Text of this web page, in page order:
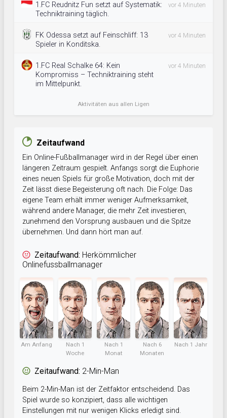
1.FC Reudnitz Fun setzt auf Systematik:
Techniktraining täglich.
vor 4 Minuten
FK Odessa setzt auf Feinschliff: 13
Spieler in Konditska.
vor 4 Minuten
1.FC Real Schalke 64: Kein
Kompromiss – Techniktraining steht
im Mittelpunkt.
vor 4 Minuten
Aktivitäten aus allen Ligen
Zeitaufwand
Ein Online-Fußballmanager wird in der Regel über einen
längeren Zeitraum gespielt. Anfangs sorgt die Euphorie
eines neuen Spiels für große Motivation, doch mit der
Zeit lässt diese Begeisterung oft nach. Die Folge: Das
eigene Team erhält immer weniger Aufmerksamkeit,
während andere Manager, die mehr Zeit investieren,
zunehmend den Vorsprung ausbauen und die Spitze
übernehmen. Und dann hört man auf.
Zeitaufwand: Herkömmlicher
Onlinefussballmanager
Am Anfang
Nach 1
Woche
Nach 1
Monat
Nach 6
Monaten
Nach 1 Jahr
Zeitaufwand: 2-Min-Man
Beim 2-Min-Man ist der Zeitfaktor entscheidend. Das
Spiel wurde so konzipiert, dass alle wichtigen
Einstellungen mit nur wenigen Klicks erledigt sind.